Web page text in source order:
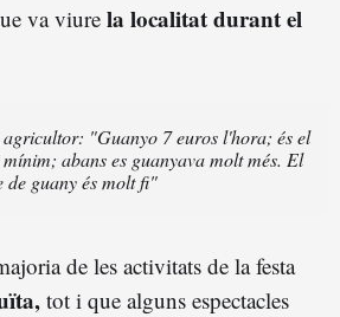
va viure la localitat durant el
agricultor: "Guanyo 7 euros l'hora; és el
abans es guanyava molt més. El
de guany és molt fi"
de les activitats de la festa
tot i que alguns espectacles